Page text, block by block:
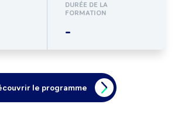
DURÉE DE LA
FORMATION
-
le programme